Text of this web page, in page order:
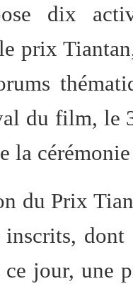
dix
prix
du film, le
la
du Prix
jour, une